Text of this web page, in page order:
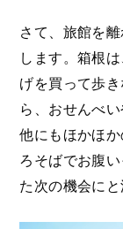
さて、旅館を
します。箱根
げを買って歩
ら、おせんべ
他にもほかほ
ろそばでお腹
た次の機会にと